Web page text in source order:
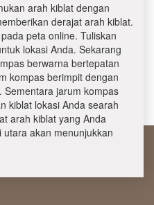
arah kiblat dengan
derajat arah kiblat.
peta online. Tuliskan
lokasi Anda. Sekarang
berwarna bertepatan
kompas berimpit dengan
Sementara jarum kompas
kiblat lokasi Anda searah
arah kiblat yang Anda
akan menunjukkan